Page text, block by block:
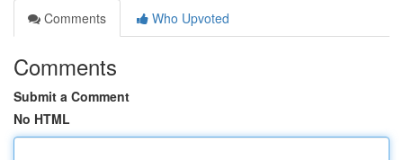
Comments
Who Upvoted
Comments
Submit a Comment
No HTML